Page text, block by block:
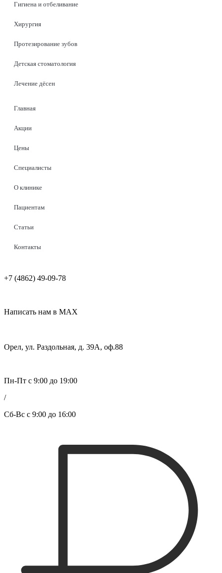
Гигиена и отбеливание
Хирургия
Протезирование зубов
Детская стоматология
Лечение дёсен
Главная
Акции
Цены
Специалисты
О клинике
Пациентам
Статьи
Контакты
+7 (4862) 49-09-78
Написать нам в MAX
Орел, ул. Раздольная, д. 39А, оф.88
Пн-Пт с 9:00 до 19:00
/
Сб-Вс с 9:00 до 16:00